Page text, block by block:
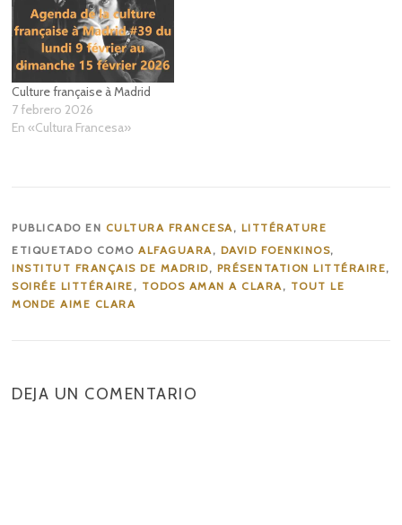
Culture française à Madrid
7 febrero 2026
En «Cultura Francesa»
PUBLICADO EN CULTURA FRANCESA, LITTÉRATURE
ETIQUETADO COMOALFAGUARA, DAVID FOENKINOS,
INSTITUT FRANÇAIS DE MADRID, PRÉSENTATION LITTÉRAIRE,
SOIRÉE LITTÉRAIRE , TODOS AMAN A CLARA, TOUT LE
MONDE AIME CLARA
DEJA UN COMENTARIO